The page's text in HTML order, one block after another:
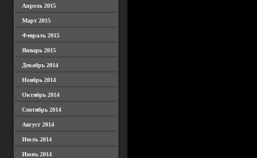
Апрель 2015
Март 2015
Февраль 2015
Январь 2015
Декабрь 2014
Ноябрь 2014
Октябрь 2014
Сентябрь 2014
Август 2014
Июль 2014
Июнь 2014